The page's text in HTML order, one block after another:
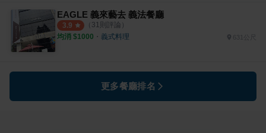
EAGLE 義來藝去 義法餐廳
3.9 （ 31則評論）
均消 $1000 ・ 義式料理
更多餐廳排名